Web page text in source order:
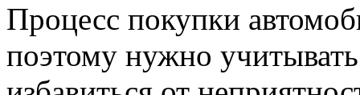
Процесс покупки
поэтому нужно